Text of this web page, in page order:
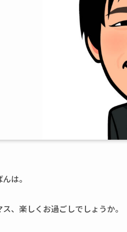
は。
、楽しくお過ごしでしょうか。